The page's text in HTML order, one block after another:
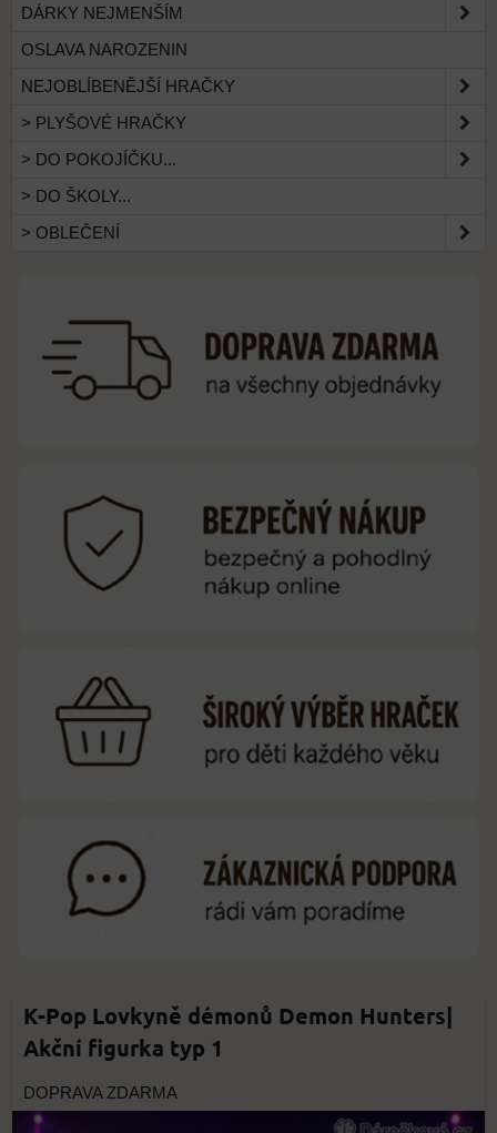
DÁRKY NEJMENŠÍM
OSLAVA NAROZENIN
NEJOBLÍBENĚJŠÍ HRAČKY
> PLYŠOVÉ HRAČKY
> DO POKOJÍČKU...
> DO ŠKOLY...
> OBLEČENÍ
K-Pop Lovkyně démonů Demon Hunters|
Akční figurka typ 1
DOPRAVA ZDARMA